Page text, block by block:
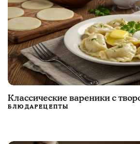
Классические вареники с
БЛЮДАРЕЦЕПТЫ